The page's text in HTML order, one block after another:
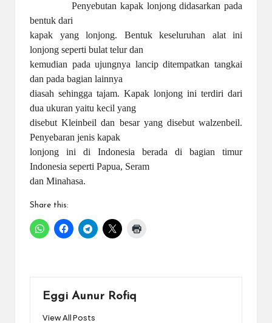
Penyebutan kapak lonjong didasarkan pada
bentuk dari
kapak yang lonjong. Bentuk keseluruhan alat ini
lonjong seperti bulat telur dan
kemudian pada ujungnya lancip ditempatkan tangkai
dan pada bagian lainnya
diasah sehingga tajam. Kapak lonjong ini terdiri dari
dua ukuran yaitu kecil yang
disebut Kleinbeil dan besar yang disebut walzenbeil.
Penyebaran jenis kapak
lonjong ini di Indonesia berada di bagian timur
Indonesia seperti Papua, Seram
dan Minahasa.
Share this:
Eggi Aunur Rofiq
View All Posts